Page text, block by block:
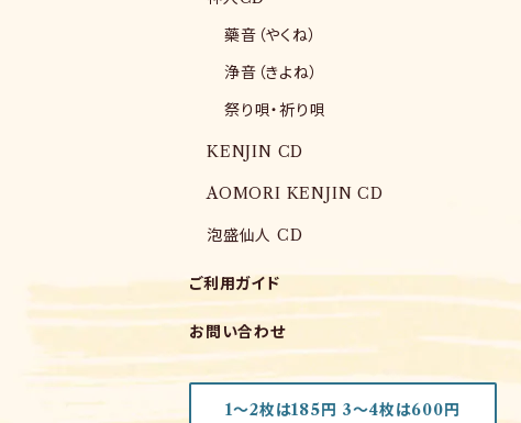
藥音（やくね）
浄音（きよね）
祭り唄・祈り唄
KENJIN CD
AOMORI KENJIN CD
泡盛仙人 CD
ご利用ガイド
お問い合わせ
1～2枚は185円 3～4枚は600円